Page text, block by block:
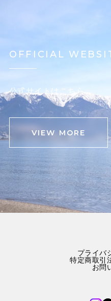
OFFICIAL
公式サイトはこちら
VIEW MORE
プライバ
特定商取引
お問